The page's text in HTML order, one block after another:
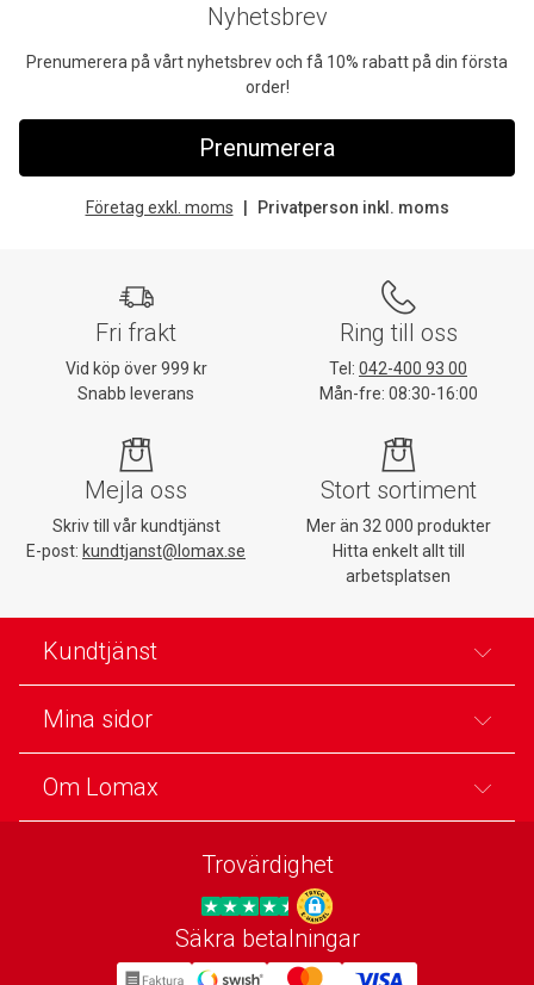
Nyhetsbrev
Prenumerera på vårt nyhetsbrev och få 10% rabatt på din första
order!
Prenumerera
Företag exkl. moms Privatperson inkl. moms
Fri frakt
Vid köp över 999 kr
Snabb leverans
Ring till oss
Tel: 042-400 93 00
Mån-fre: 08:30-16:00
Mejla oss
Skriv till vår kundtjänst
E-post: kundtjanst@lomax.se
Stort sortiment
Mer än 32 000 produkter
Hitta enkelt allt till
arbetsplatsen
Kundtjänst
Mina sidor
Om Lomax
Trovärdighet
Trygg E-handel
Säkra betalningar